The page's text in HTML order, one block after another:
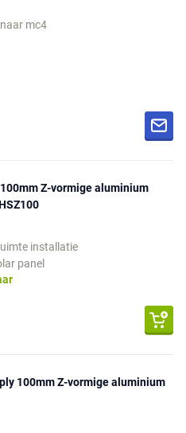
mc4
Z-vormige aluminium
installatie
panel
100mm Z-vormige aluminium